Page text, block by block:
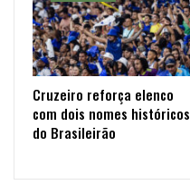
Cruzeiro reforça elenco
com dois nomes históricos
do Brasileirão